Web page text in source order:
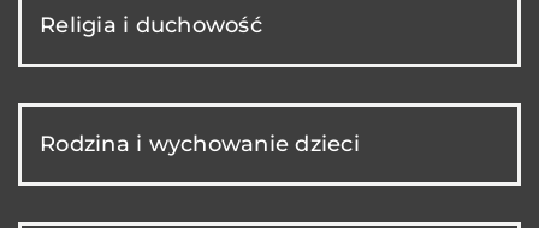
Religia i duchowość
Rodzina i wychowanie dzieci